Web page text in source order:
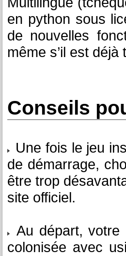
en python sous
de nouvelles
même s’il est
Conseils
Une fois le jeu
de démarrage,
être trop
site officiel.
Au départ, votre
colonisée avec